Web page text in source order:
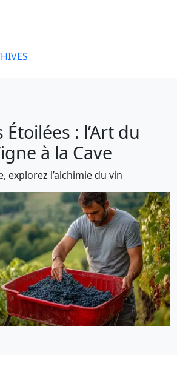
: l’Art du
à la Cave
explorez l’alchimie du vin